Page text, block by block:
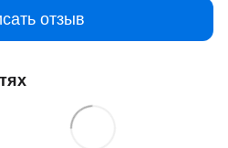
отзыв